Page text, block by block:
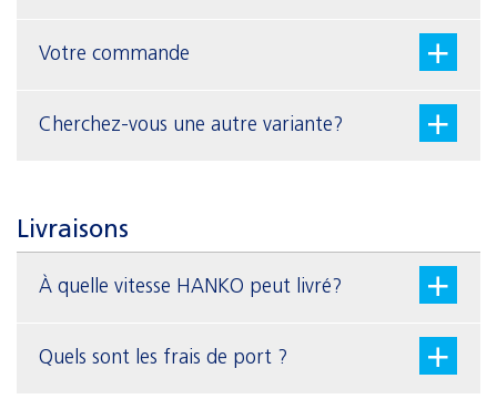
Votre commande
Cherchez-vous une autre variante?
Livraisons
À quelle vitesse HANKO peut livré?
Quels sont les frais de port ?